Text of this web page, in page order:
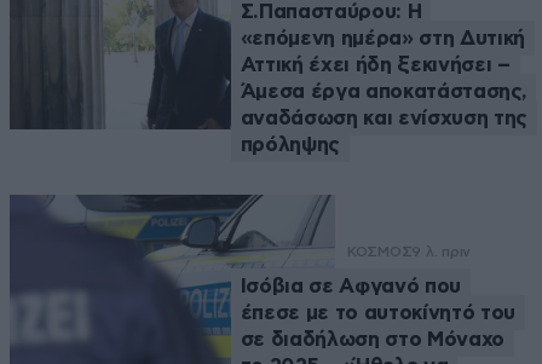
Σ.Παπασταύρου: Η
«επόμενη ημέρα» στη Δυτική
Αττική έχει ήδη ξεκινήσει –
Άμεσα έργα αποκατάστασης,
αναδάσωση και ενίσχυση της
πρόληψης
ΚΟΣΜΟΣ9 λ. πριν
Ισόβια σε Αφγανό που
έπεσε με το αυτοκίνητό του
σε διαδήλωση στο Μόναχο